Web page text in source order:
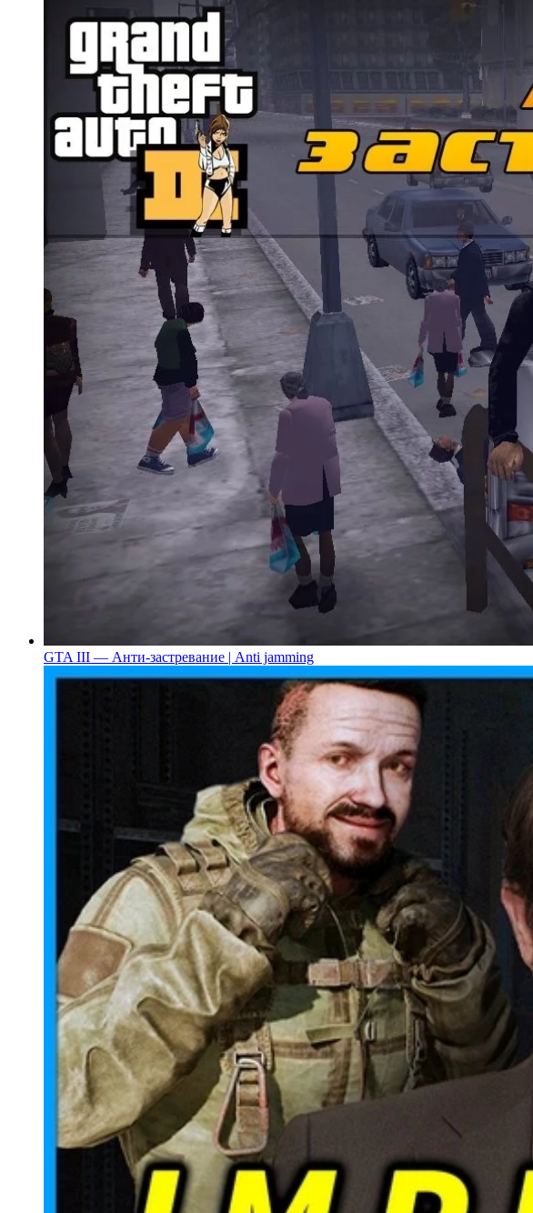
GTA III — Анти-застревание | Anti jamming